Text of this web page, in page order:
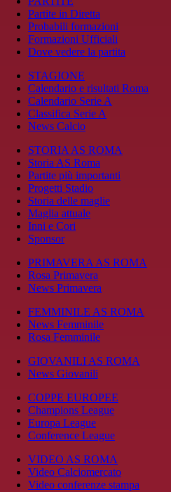
Partite in Diretta
Probabili formazioni
Formazioni Ufficiali
Dove vedere la partita
STAGIONE
Calendario e risultati Roma
Calendario Serie A
Classifica Serie A
News Calcio
STORIA AS ROMA
Storia AS Roma
Partite più importanti
Progetti Stadio
Storia delle maglie
Maglia attuale
Inni e Cori
Sponsor
PRIMAVERA AS ROMA
Rosa Primavera
News Primavera
FEMMINILE AS ROMA
News Femminile
Rosa Femminile
GIOVANILI AS ROMA
News Giovanili
COPPE EUROPEE
Champions League
Europa League
Conference League
VIDEO AS ROMA
Video Calciomercato
Video conferenze stampa